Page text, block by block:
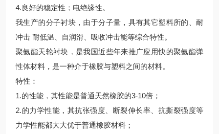
4.良好的稳定性；电绝缘性。
我生产的分子衬块，由于分子量，具有其它塑料所的、耐
冲击 耐低温、自润滑、吸收冲击能等综合特性。
聚氨酯天轮衬块，是我国近些年来推广应用快的聚氨酯弹
性体材料，是一种介于橡胶与塑料之间的材料。
特性：
1.的性能，其性能是普通天然橡胶的3-10倍；
2.的力学性能，其抗张强度、断裂伸长率、抗撕裂强度等
力学性能都大大优于普通橡胶材料；